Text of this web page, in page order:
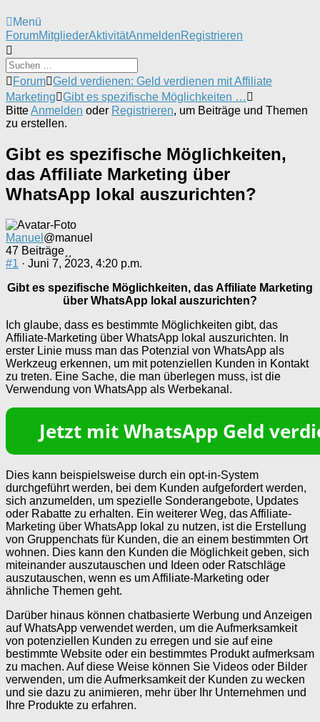
Menü
Forum-
Navigation
ForumMitgliederAktivitätAnmeldenRegistrieren
Forum-
Breadcrumbs
-
Du
bist
Forum Geld verdienen: Geld verdienen mit Affiliate
Marketing
Gibt es spezifische Möglichkeiten …
BitteAnmelden oder Registrieren, um Beiträge und Themen
zu erstellen.
Gibt es spezifische Möglichkeiten,
das Affiliate Marketing über
WhatsApp lokal auszurichten?
Manuel @manuel
47 Beiträge
#1 · Juni 7, 2023, 4:20 p.m.
Gibt es spezifische Möglichkeiten, das Affiliate Marketing
über WhatsApp lokal auszurichten?
Ich glaube, dass es bestimmte Möglichkeiten gibt, das
Affiliate-Marketing über WhatsApp lokal auszurichten. In
erster Linie muss man das Potenzial von WhatsApp als
Werkzeug erkennen, um mit potenziellen Kunden in Kontakt
zu treten. Eine Sache, die man überlegen muss, ist die
Verwendung von WhatsApp als Werbekanal.
Dies kann beispielsweise durch ein opt-in-System
durchgeführt werden, bei dem Kunden aufgefordert werden,
sich anzumelden, um spezielle Sonderangebote, Updates
oder Rabatte zu erhalten. Ein weiterer Weg, das Affiliate-
Marketing über WhatsApp lokal zu nutzen, ist die Erstellung
von Gruppenchats für Kunden, die an einem bestimmten Ort
wohnen. Dies kann den Kunden die Möglichkeit geben, sich
miteinander auszutauschen und Ideen oder Ratschläge
auszutauschen, wenn es um Affiliate-Marketing oder
ähnliche Themen geht.
Darüber hinaus können chatbasierte Werbung und Anzeigen
auf WhatsApp verwendet werden, um die Aufmerksamkeit
von potenziellen Kunden zu erregen und sie auf eine
bestimmte Website oder ein bestimmtes Produkt aufmerksam
zu machen. Auf diese Weise können Sie Videos oder Bilder
verwenden, um die Aufmerksamkeit der Kunden zu wecken
und sie dazu zu animieren, mehr über Ihr Unternehmen und
Ihre Produkte zu erfahren.